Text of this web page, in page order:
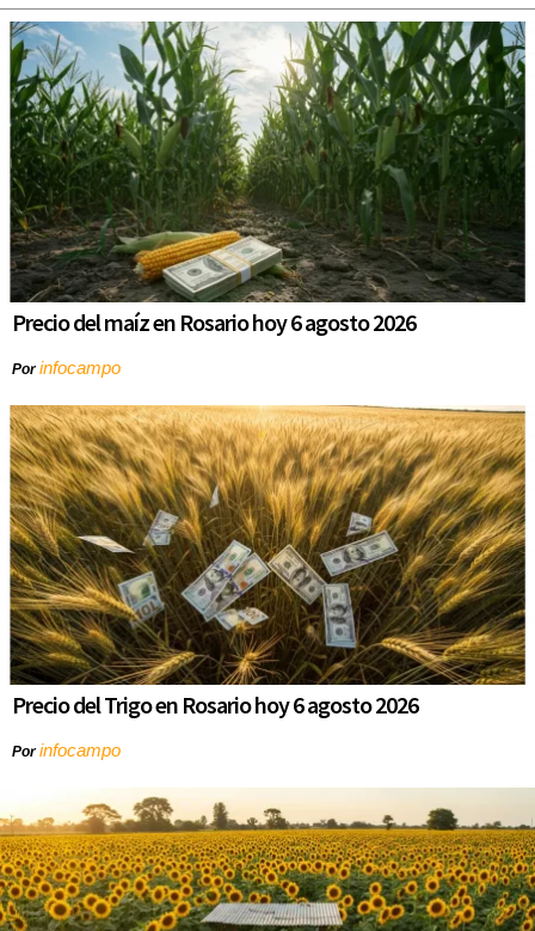
Precio del maíz en Rosario hoy 6 agosto 2026
Porinfocampo
Precio del Trigo en Rosario hoy 6 agosto 2026
Porinfocampo